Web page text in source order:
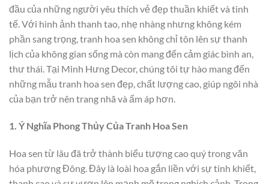
đầu của những người yêu thích vẻ đẹp thuần khiết và tinh
tế. Với hình ảnh thanh tao, nhẹ nhàng nhưng không kém
phần sang trọng, tranh hoa sen không chỉ tôn lên sự thanh
lịch của không gian sống mà còn mang đến cảm giác bình an,
thư thái. Tại Minh Hưng Decor, chúng tôi tự hào mang đến
những mẫu tranh hoa sen đẹp, chất lượng cao, giúp ngôi nhà
của bạn trở nên trang nhã và ấm áp hơn.
1. Ý Nghĩa Phong Thủy Của Tranh Hoa Sen
Hoa sen từ lâu đã trở thành biểu tượng cao quý trong văn
hóa phương Đông. Đây là loài hoa gắn liền với sự tinh khiết,